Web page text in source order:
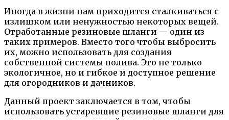
Иногда в жизни нам приходится сталкиваться с
излишком или ненужностью некоторых вещей.
Отработанные резиновые шланги — один из
таких примеров. Вместо того чтобы выбросить
их, можно использовать для создания
собственной системы полива. Это не только
экологичное, но и гибкое и доступное решение
для огородников и дачников.
Данный проект заключается в том, чтобы
использовать устаревшие резиновые шланги для